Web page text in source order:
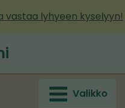
vastaa lyhyeen kyselyyn!
Valikko